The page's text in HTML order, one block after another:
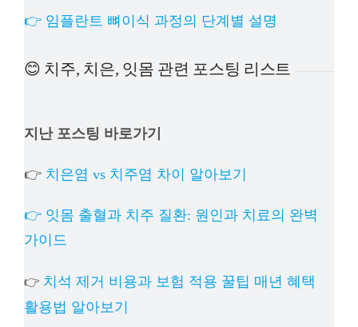
👉 임플란트 뼈이식 과정의 단계별 설명
😊 치주, 치은, 잇몸 관련 포스팅 리스트
지난 포스팅 바로가기
👉 치은염 vs 치주염 차이 알아보기
👉 잇몸 출혈과 치주 질환: 원인과 치료의 완벽
가이드
👉 치석 제거 비용과 보험 적용 꿀팁 매년 혜택
활용법 알아보기